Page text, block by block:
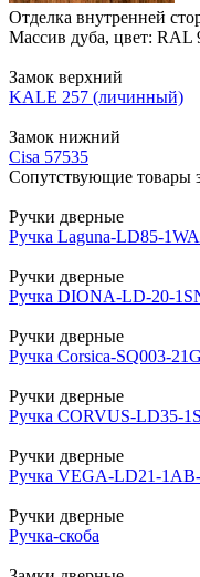
Отделка внутренней
Массив дуба, цвет: RAL
Замок верхний
KALE 257 (личинный)
Замок нижний
Cisa 57535
Сопутствующие товары
Ручки дверные
Ручка Laguna-LD85-
Ручки дверные
Ручка DIONA-LD-20-
Ручки дверные
Ручка Corsica-SQ003-
Ручки дверные
Ручка CORVUS-LD35-
Ручки дверные
Ручка VEGA-LD21-
Ручки дверные
Ручка-скоба